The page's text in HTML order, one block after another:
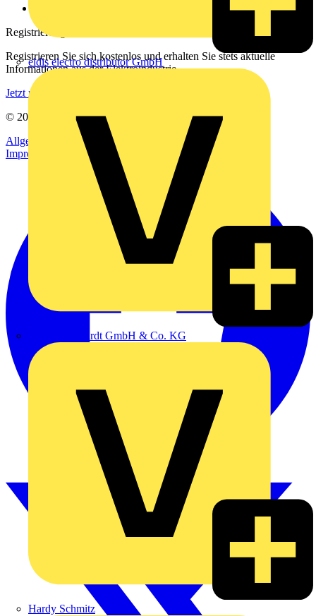
eldis electro distributor GmbH
Emil Löffelhardt GmbH & Co. KG
Hardy Schmitz
Registrierung
Registrieren Sie sich kostenlos und erhalten Sie stets aktuelle
Informationen aus der Elektroindustrie.
Jetzt registrieren
© 2002-
Voltimum
Allgemeine Geschäftsbedingungen
Datenschutzerklärung
Impressum